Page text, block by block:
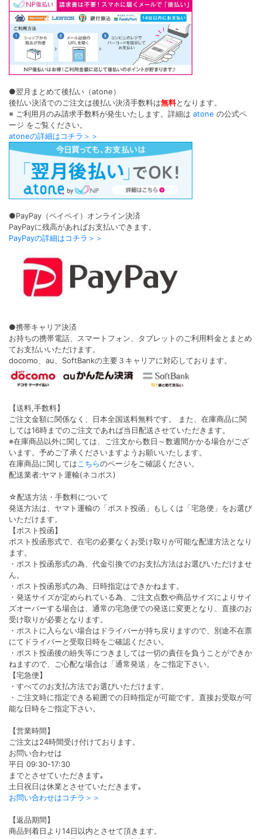
●翌月まとめて後払い（atone）
後払い決済でのご注文は後払い決済手数料は無料となります。
※ ご利用月のみ請求手数料が発生いたします。詳細は atone の公式ペ
ージ をご覧ください。
atoneの詳細はコチラ＞＞
●PayPay（ペイペイ）オンライン決済
PayPayに残高があればお支払いできます。
PayPayの詳細はコチラ＞＞
●携帯キャリア決済
お持ちの携帯電話、スマートフォン、タブレットのご利用料金とまとめ
てお支払いいただけます。
docomo、au、SoftBankの主要３キャリアに対応しております。
【送料,手数料】
ご注文金額に関係なく、日本全国送料無料です。 また、在庫商品に関
しては16時までのご注文であれば当日配送させていただきます。
※在庫商品以外に関しては、ご注文から数日～数週間かかる場合がござ
います。予めご了承くださいますようお願いいたします。
在庫商品に関しては こちらのページをご確認ください。
配送業者:ヤマト運輸(ネコポス)
☆配送方法・手数料について
発送方法は、ヤマト運輸の「ポスト投函」もしくは「宅急便」をお選び
いただけます。
【ポスト投函】
ポスト投函形式で、在宅の必要なくお受け取りが可能な配達方法となり
ます。
・ポスト投函形式の為、代金引換でのお支払方法はお選びいただけませ
ん。
・ポスト投函形式の為、日時指定はできかねます。
・発送サイズが定められている為、ご注文点数や商品サイズによりサイ
ズオーバーする場合は、通常の宅急便での発送に変更となり、直接のお
受け取りが必要となります。
・ポストに入らない場合はドライバーが持ち戻りますので、別途不在票
にてドライバーと受取日時をご確認ください。
・ポスト投函後の紛失等につきましては一切の責任を負うことができか
ねますので、ご心配な場合は「通常発送」をご指定下さい。
【宅急便】
・すべてのお支払方法でお選びいただけます。
・ご注文時に指定できる範囲での日時指定が可能です。直接お受取が可
能な日時をご指定下さい。
【営業時間】
ご注文は24時間受け付けております。
お問い合わせは
平日 09:30-17:30
までとさせていただきます｡
土日祝日は休業とさせていただきます｡
お問い合わせはコチラ＞＞
【返品期間】
商品到着日より14日以内とさせて頂きます。